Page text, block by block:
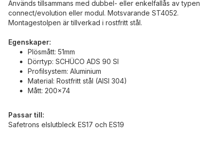
Används tillsammans med dubbel- eller enkelfallås av typen
connect/evolution eller modul. Motsvarande ST4052.
Montagestolpen är tillverkad i rostfritt stål.
Egenskaper:
Plösmått: 51mm
Dörrtyp: SCHÜCO ADS 90 SI
Profilsystem: Aluminium
Material: Rostfritt stål (AISI 304)
Mått: 200x74
Passar till:
Safetrons elslutbleck ES17 och ES19